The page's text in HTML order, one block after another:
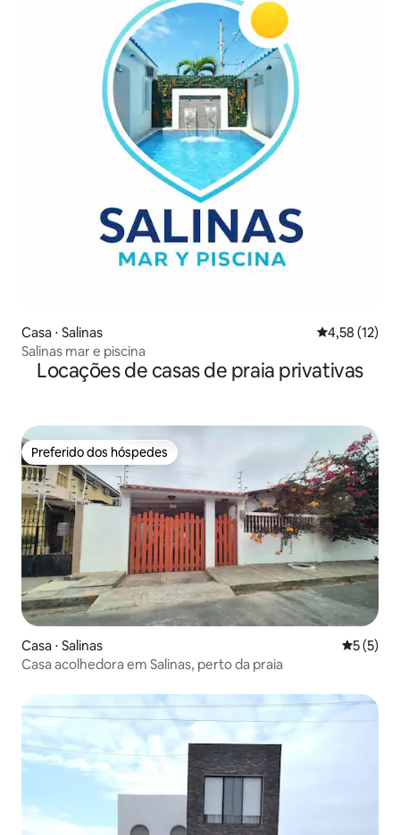
Casa ⋅ Salinas 4,58 de uma
4,58 (12)
Salinas mar e piscina
Locações de casas de praia privativas
Preferido dos hóspedes
Preferido dos hóspedes
Casa ⋅ Salinas 5 de
5 (5)
Casa acolhedora em Salinas, perto da praia